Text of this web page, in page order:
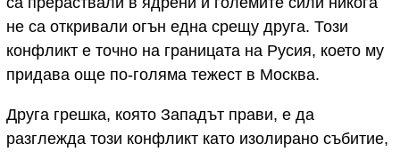
не са откривали огън една срещу друга. Този
конфликт е точно на границата на Русия, което му
придава още по-голяма тежест в Москва.
Друга грешка, която Западът прави, е да
разглежда този конфликт като изолирано събитие,